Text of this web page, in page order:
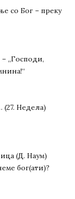
со Бог – преку
„Господи,
Недела)
(Д. Наум)
бог(ати)?